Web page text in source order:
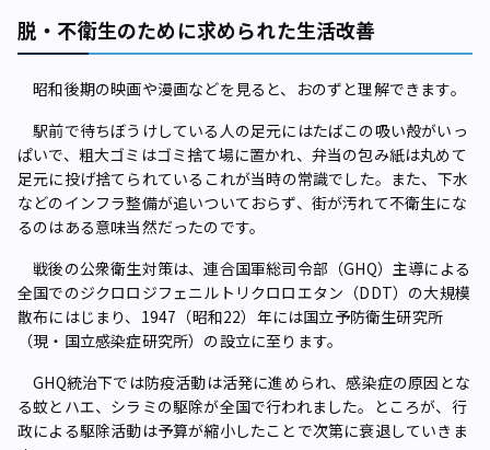
脱・不衛生のために求められた生活改善
昭和後期の映画や漫画などを見ると、おのずと理解できます。
駅前で待ちぼうけしている人の足元にはたばこの吸い殻がいっ
ぱいで、粗大ゴミはゴミ捨て場に置かれ、弁当の包み紙は丸めて
足元に投げ捨てられている――これが当時の常識でした。また、下水
などのインフラ整備が追いついておらず、街が汚れて不衛生にな
るのはある意味当然だったのです。
戦後の公衆衛生対策は、連合国軍総司令部（GHQ）主導による
全国でのジクロロジフェニルトリクロロエタン（DDT）の大規模
散布にはじまり、1947（昭和22）年には国立予防衛生研究所
（現・国立感染症研究所）の設立に至ります。
GHQ統治下では防疫活動は活発に進められ、感染症の原因とな
る蚊とハエ、シラミの駆除が全国で行われました。ところが、行
政による駆除活動は予算が縮小したことで次第に衰退していきま